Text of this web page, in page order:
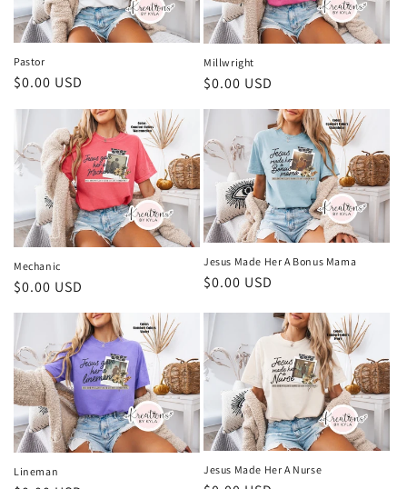
Pastor
Precio
$0.00 USD
Millwright
Precio
$0.00 USD
Mechanic
Precio
$0.00 USD
Jesus Made Her A Bonus Mama
Precio
$0.00 USD
Lineman Jesus Made Her A Nurse